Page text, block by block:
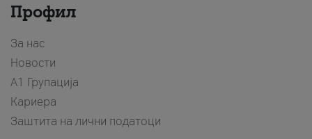
Профил
За нас
Новости
А1 Групација
Кариера
Заштита на лични податоци